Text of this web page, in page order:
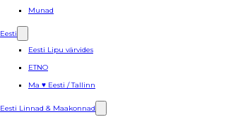
Munad
Eesti
Eesti Lipu värvides
ETNO
Ma ♥ Eesti / Tallinn
Eesti Linnad & Maakonnad